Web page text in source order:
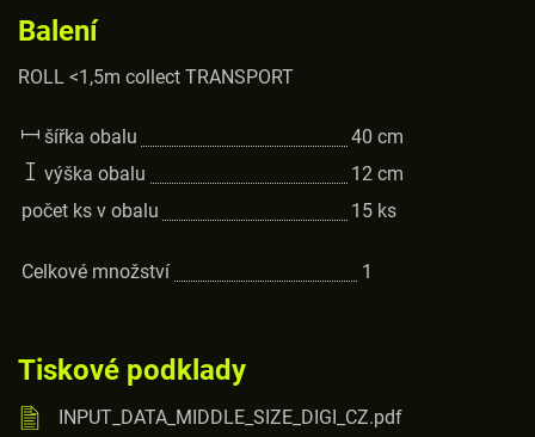
Balení
ROLL <1,5m collect TRANSPORT
šířka obalu 40 cm
výška obalu
12 cm
počet ks v obalu
15 ks
Celkové množství 1
Tiskové podklady
INPUT_DATA_MIDDLE_SIZE_DIGI_CZ.pdf